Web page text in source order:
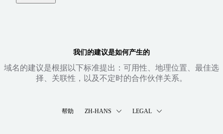
我们的建议是如何产生的
域名的建议是根据以下标准提出：可用性、地理位置、最佳选
择、关联性，以及不定时的合作伙伴关系。
帮助 ZH-HANS LEGAL